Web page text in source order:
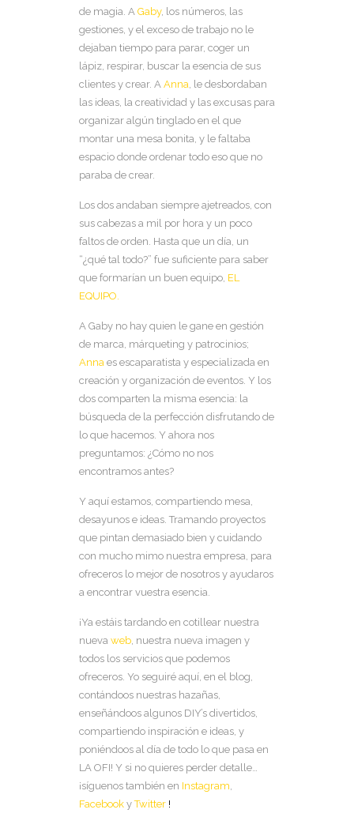
de magia. A Gaby, los números, las
gestiones, y el exceso de trabajo no le
dejaban tiempo para parar, coger un
lápiz, respirar, buscar la esencia de sus
clientes y crear. A Anna, le desbordaban
las ideas, la creatividad y las excusas para
organizar algún tinglado en el que
montar una mesa bonita, y le faltaba
espacio donde ordenar todo eso que no
paraba de crear.
Los dos andaban siempre ajetreados, con
sus cabezas a mil por hora y un poco
faltos de orden. Hasta que un día, un
“¿qué tal todo?” fue suficiente para saber
que formarían un buen equipo, EL
EQUIPO.
A Gaby no hay quien le gane en gestión
de marca, márqueting y patrocinios;
Anna es escaparatista y especializada en
creación y organización de eventos. Y los
dos comparten la misma esencia: la
búsqueda de la perfección disfrutando de
lo que hacemos. Y ahora nos
preguntamos: ¿Cómo no nos
encontramos antes?
Y aquí estamos, compartiendo mesa,
desayunos e ideas. Tramando proyectos
que pintan demasiado bien y cuidando
con mucho mimo nuestra empresa, para
ofreceros lo mejor de nosotros y ayudaros
a encontrar vuestra esencia.
¡Ya estáis tardando en cotillear nuestra
nueva web, nuestra nueva imagen y
todos los servicios que podemos
ofreceros. Yo seguiré aquí, en el blog,
contándoos nuestras hazañas,
enseñándoos algunos DIY’s divertidos,
compartiendo inspiración e ideas, y
poniéndoos al día de todo lo que pasa en
LA OFI! Y si no quieres perder detalle…
¡síguenos también en Instagram,
Facebook yTwitter !